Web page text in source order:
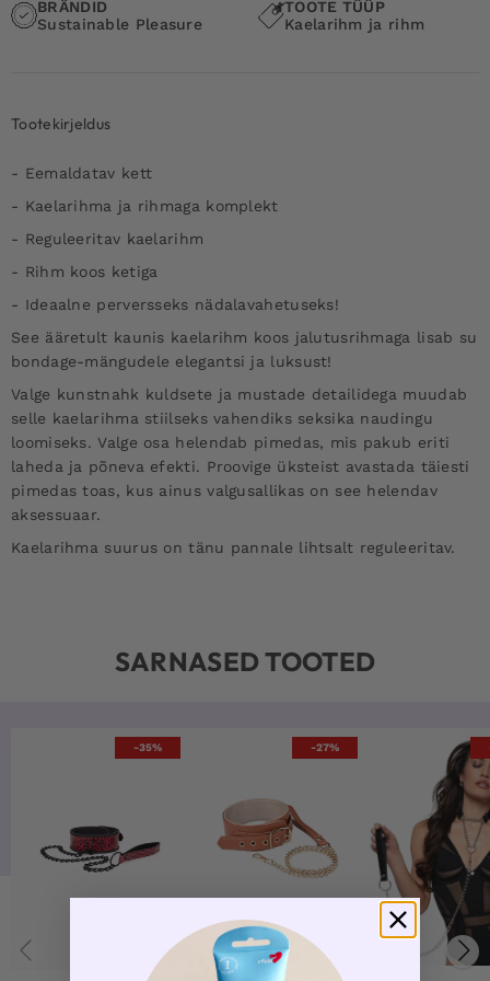
BRÄNDID
Sustainable Pleasure
TOOTE TÜÜP
Kaelarihm ja rihm
Tootekirjeldus
- Eemaldatav kett
- Kaelarihma ja rihmaga komplekt
- Reguleeritav kaelarihm
- Rihm koos ketiga
- Ideaalne perversseks nädalavahetuseks!
See ääretult kaunis kaelarihm koos jalutusrihmaga lisab su
bondage-mängudele elegantsi ja luksust!
Valge kunstnahk kuldsete ja mustade detailidega muudab
selle kaelarihma stiilseks vahendiks seksika naudingu
loomiseks. Valge osa helendab pimedas, mis pakub eriti
laheda ja põneva efekti. Proovige üksteist avastada täiesti
pimedas toas, kus ainus valgusallikas on see helendav
aksessuaar.
Kaelarihma suurus on tänu pannale lihtsalt reguleeritav.
SARNASED TOOTED
-35%
Love Deal
-27%
Kaelarihm ja rihm